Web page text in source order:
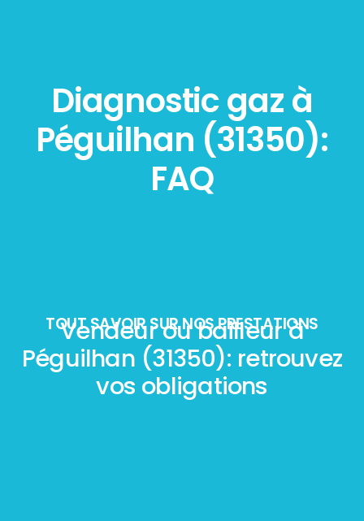
Diagnostic gaz à
Péguilhan (31350):
FAQ
TOUT SAVOIR SUR NOS PRESTATIONS
Vendeur ou bailleur à
Péguilhan (31350): retrouvez
vos obligations